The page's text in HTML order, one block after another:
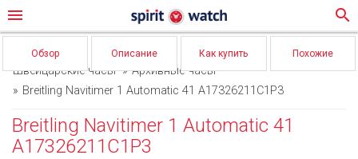
menu search
Обзор Описание Как купить Похожие
Швейцарские часы
Архивные часы
Breitling Navitimer 1 Automatic 41 A17326211C1P3
Breitling Navitimer 1 Automatic 41
A17326211C1P3